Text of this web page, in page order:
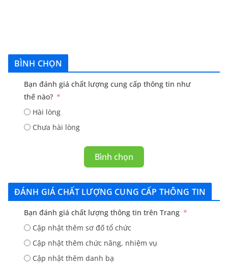
BÌNH CHỌN
Bạn đánh giá chất lượng cung cấp thông tin như
thế nào?
Hài lòng
Chưa hài lòng
Bình chọn
ĐÁNH GIÁ CHẤT LƯỢNG CUNG CẤP THÔNG TIN
Bạn đánh giá chất lượng thông tin trên Trang
Cập nhật thêm sơ đố tổ chức
Cập nhật thêm chức năng, nhiệm vụ
Cập nhật thêm danh bạ